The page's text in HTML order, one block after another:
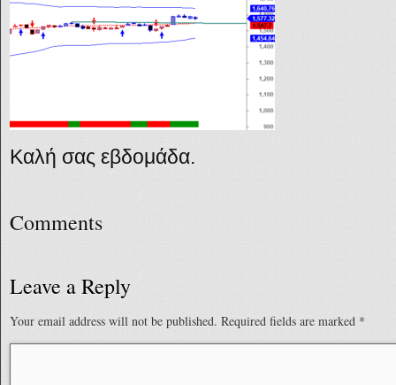
Καλή σας εβδομάδα.
Comments
Leave a Reply
Your email address will not be published. Required fields are marked *